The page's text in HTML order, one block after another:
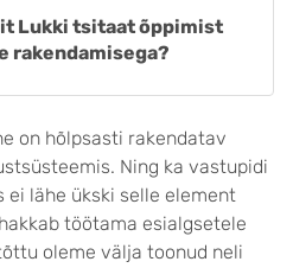
Lukki tsitaat õppimist
rakendamisega?
on hõlpsasti rakendatav
Ning ka vastupidi
ei lähe ükski selle element
töötama esialgsetele
oleme välja toonud neli